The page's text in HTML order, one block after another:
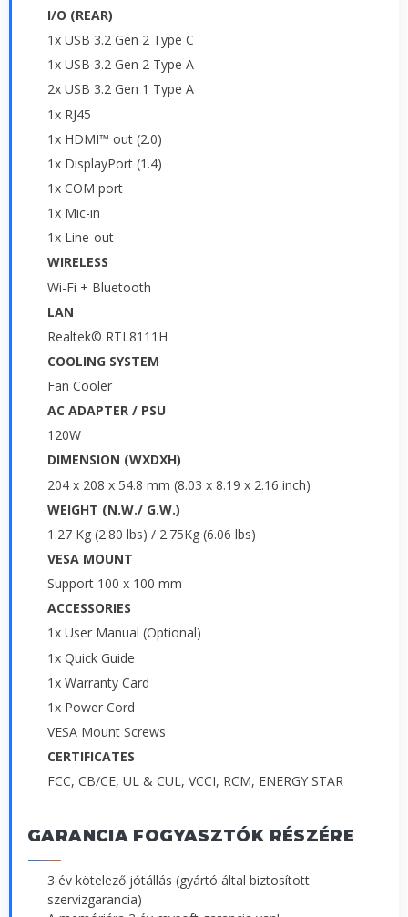
I/O (REAR)
1x USB 3.2 Gen 2 Type C
1x USB 3.2 Gen 2 Type A
2x USB 3.2 Gen 1 Type A
1x RJ45
1x HDMI™ out (2.0)
1x DisplayPort (1.4)
1x COM port
1x Mic-in
1x Line-out
WIRELESS
Wi-Fi + Bluetooth
LAN
Realtek© RTL8111H
COOLING SYSTEM
Fan Cooler
AC ADAPTER / PSU
120W
DIMENSION (WXDXH)
204 x 208 x 54.8 mm (8.03 x 8.19 x 2.16 inch)
WEIGHT (N.W./ G.W.)
1.27 Kg (2.80 lbs) / 2.75Kg (6.06 lbs)
VESA MOUNT
Support 100 x 100 mm
ACCESSORIES
1x User Manual (Optional)
1x Quick Guide
1x Warranty Card
1x Power Cord
VESA Mount Screws
CERTIFICATES
FCC, CB/CE, UL & CUL, VCCI, RCM, ENERGY STAR
GARANCIA FOGYASZTÓK RÉSZÉRE
3 év kötelező jótállás (gyártó által biztosított
szervizgarancia)